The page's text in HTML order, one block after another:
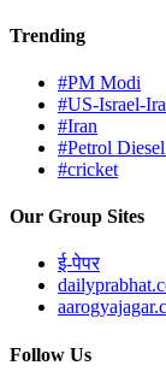
Trending
#PM Modi
#US-Israel-
#Iran
#Petrol
#cricket
Our Group Sites
ई-पेपर
Follow Us